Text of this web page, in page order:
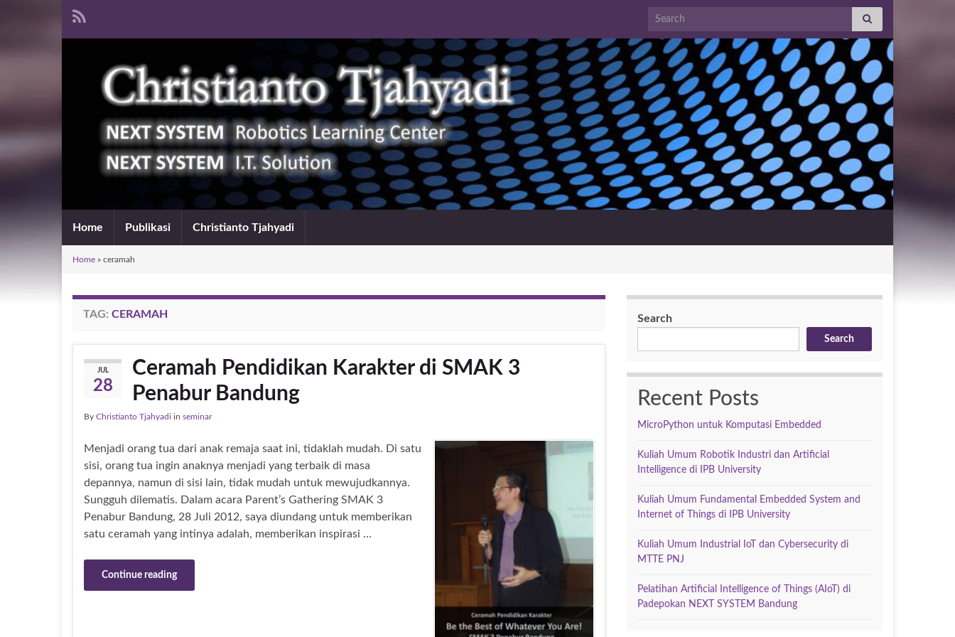
Search for:
Home Publikasi Christianto Tjahyadi
Home » ceramah
TAG: CERAMAH
JUL
28
Ceramah Pendidikan Karakter di SMAK 3
Penabur Bandung
By Christianto Tjahyadi in seminar
Menjadi orang tua dari anak remaja saat ini, tidaklah mudah. Di satu
sisi, orang tua ingin anaknya menjadi yang terbaik di masa
depannya, namun di sisi lain, tidak mudah untuk mewujudkannya.
Sungguh dilematis. Dalam acara Parent’s Gathering SMAK 3
Penabur Bandung, 28 Juli 2012, saya diundang untuk memberikan
satu ceramah yang intinya adalah, memberikan inspirasi …
Continue reading
Search
Search
Recent Posts
MicroPython untuk Komputasi Embedded
Kuliah Umum Robotik Industri dan Artificial
Intelligence di IPB University
Kuliah Umum Fundamental Embedded System and
Internet of Things di IPB University
Kuliah Umum Industrial IoT dan Cybersecurity di
MTTE PNJ
Pelatihan Artificial Intelligence of Things (AIoT) di
Padepokan NEXT SYSTEM Bandung